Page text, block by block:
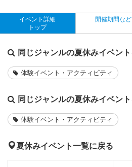
イベント詳細
トップ
開催期間など
同じジャンルの夏休みイベント
体験イベント・アクティビティ
同じジャンルの夏休みイベント
体験イベント・アクティビティ
夏休みイベント一覧に戻る